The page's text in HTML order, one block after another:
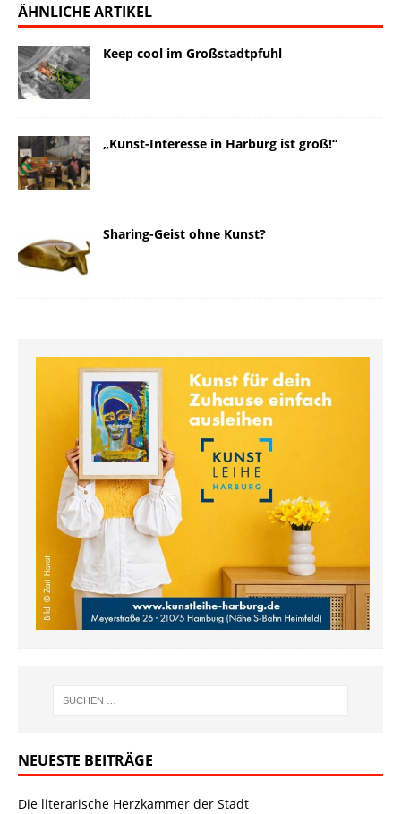
ÄHNLICHE ARTIKEL
Keep cool im Großstadtpfuhl
„Kunst-Interesse in Harburg ist groß!“
Sharing-Geist ohne Kunst?
NEUESTE BEITRÄGE
Die literarische Herzkammer der Stadt